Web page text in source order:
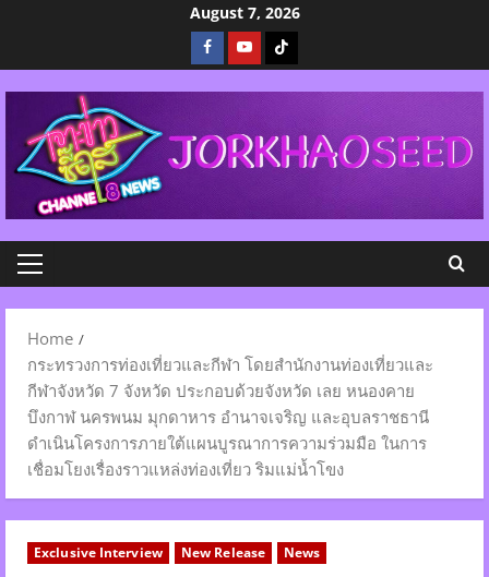
content
August 7, 2026
Facebook
YoutubeTiktok
Primary
Home
กระทรวงการท่องเที่ยวและกีฬา โดยสำนักงานท่องเที่ยวและ
กีฬาจังหวัด 7 จังหวัด ประกอบด้วยจังหวัด เลย หนองคาย
บึงกาฬ นครพนม มุกดาหาร อำนาจเจริญ และอุบลราชธานี
ดำเนินโครงการภายใต้แผนบูรณาการความร่วมมือ ในการ
เชื่อมโยงเรื่องราวแหล่งท่องเที่ยว ริมแม่น้ำโขง
Exclusive Interview New Release News